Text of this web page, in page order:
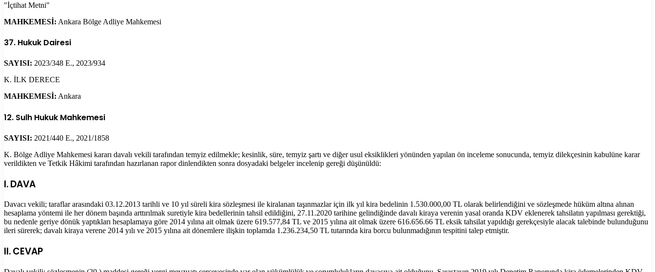
"İçtihat Metni"
MAHKEMESİ: Ankara Bölge Adliye Mahkemesi
37. Hukuk Dairesi
SAYISI: 2023/348 E., 2023/934
K. İLK DERECE
MAHKEMESİ: Ankara
12. Sulh Hukuk Mahkemesi
SAYISI: 2021/440 E., 2021/1858
K. Bölge Adliye Mahkemesi kararı davalı vekili tarafından temyiz edilmekle; kesinlik, süre, temyiz şartı ve diğer usul eksiklikleri yönünden yapılan ön inceleme sonucunda, temyiz dilekçesinin kabulüne karar
verildikten ve Tetkik Hâkimi tarafından hazırlanan rapor dinlendikten sonra dosyadaki belgeler incelenip gereği düşünüldü:
I. DAVA
Davacı vekili; taraflar arasındaki 03.12.2013 tarihli ve 10 yıl süreli kira sözleşmesi ile kiralanan taşınmazlar için ilk yıl kira bedelinin 1.530.000,00 TL olarak belirlendiğini ve sözleşmede hüküm altına alınan
hesaplama yöntemi ile her dönem başında arttırılmak suretiyle kira bedellerinin tahsil edildiğini, 27.11.2020 tarihine gelindiğinde davalı kiraya verenin yasal oranda KDV eklenerek tahsilatın yapılması gerektiği,
bu nedenle geriye dönük yaptıkları hesaplamaya göre 2014 yılına ait olmak üzere 619.577,84 TL ve 2015 yılına ait olmak üzere 616.656.66 TL eksik tahsilat yapıldığı gerekçesiyle alacak talebinde bulunduğunu
ileri sürerek; davalı kiraya verene 2014 yılı ve 2015 yılına ait dönemlere ilişkin toplamda 1.236.234,50 TL tutarında kira borcu bulunmadığının tespitini talep etmiştir.
II. CEVAP